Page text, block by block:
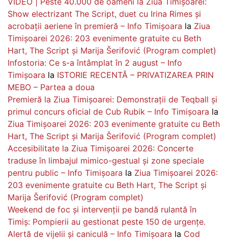
Show electrizant The Script, duet cu Irina Rimes și
acrobații aeriene în premieră – Info Timișoara la Ziua
Timișoarei 2026: 203 evenimente gratuite cu Beth
Hart, The Script și Marija Šerifović (Program complet)
Infostoria: Ce s-a întâmplat în 2 august – Info
Timișoara la ISTORIE RECENTĂ – PRIVATIZAREA PRIN
MEBO – Partea a doua
Premieră la Ziua Timișoarei: Demonstrații de Teqball și
primul concurs oficial de Cub Rubik – Info Timișoara la
Ziua Timișoarei 2026: 203 evenimente gratuite cu Beth
Hart, The Script și Marija Šerifović (Program complet)
Accesibilitate la Ziua Timișoarei 2026: Concerte
traduse în limbajul mimico-gestual și zone speciale
pentru public – Info Timișoara la Ziua Timișoarei 2026:
203 evenimente gratuite cu Beth Hart, The Script și
Marija Šerifović (Program complet)
Weekend de foc și intervenții pe bandă rulantă în
Timiș: Pompierii au gestionat peste 150 de urgențe.
Alertă de vijelii și caniculă – Info Timișoara la Cod